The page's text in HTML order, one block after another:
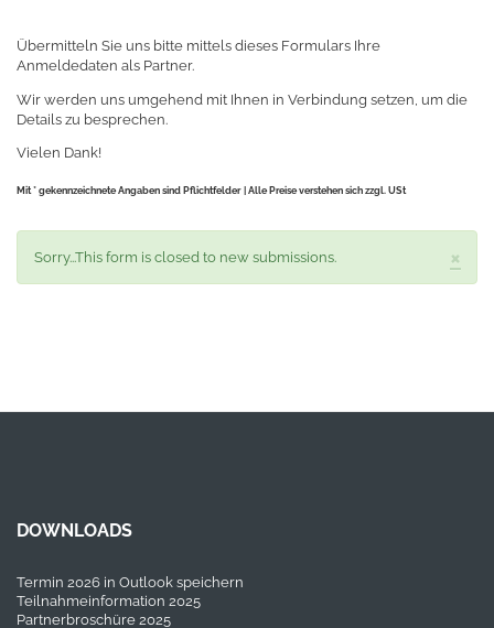
Übermitteln Sie uns bitte mittels dieses Formulars Ihre
Anmeldedaten als Partner.
Wir werden uns umgehend mit Ihnen in Verbindung setzen, um die
Details zu besprechen.
Vielen Dank!
Mit * gekennzeichnete Angaben sind Pflichtfelder |Alle Preise verstehen sich zzgl. USt
×
Statusmeldung
Sorry...This form is closed to new submissions.
DOWNLOADS
Termin 2026 in Outlook speichern
Teilnahmeinformation 2025
Partnerbroschüre 2025